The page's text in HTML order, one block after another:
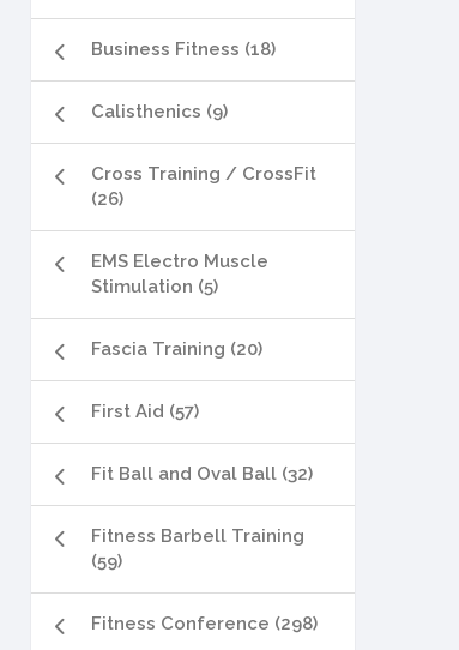
Business Fitness (18)
Calisthenics (9)
Cross Training / CrossFit
(26)
EMS Electro Muscle
Stimulation (5)
Fascia Training (20)
First Aid (57)
Fit Ball and Oval Ball (32)
Fitness Barbell Training
(59)
Fitness Conference (298)